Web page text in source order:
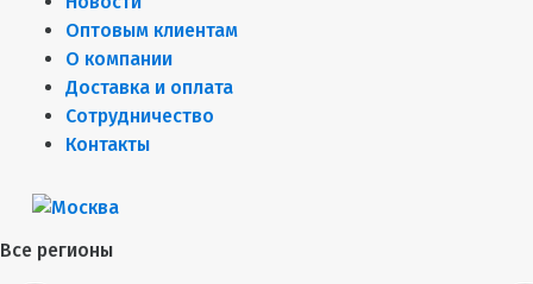
Оптовым клиентам
О компании
Доставка и оплата
Сотрудничество
Контакты
Все регионы